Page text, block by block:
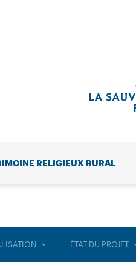
RELIGIEUX RURAL
ÉTAT DU PROJET